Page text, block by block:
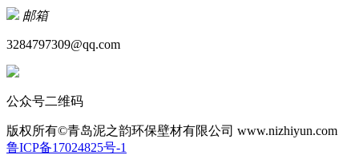
邮箱
3284797309@qq.com
公众号二维码
版权所有©青岛泥之韵环保壁材有限公司 www.nizhiyun.com
鲁ICP备17024825号-1